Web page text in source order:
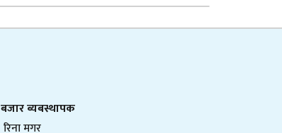
बजार ब्यबस्थापक
रिना मगर